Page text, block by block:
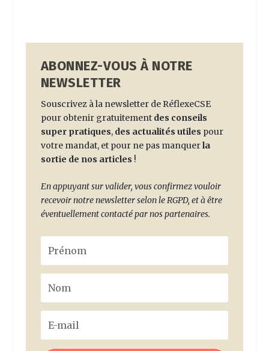
ABONNEZ-VOUS À NOTRE
NEWSLETTER
Souscrivez à la newsletter de RéflexeCSE
pour obtenir gratuitement des conseils
super pratiques, des actualités utiles pour
votre mandat, et pour ne pas manquerla
sortie de nos articles !
En appuyant sur valider, vous confirmez vouloir
recevoir notre newsletter selon le RGPD, et à être
éventuellement contacté par nos partenaires.